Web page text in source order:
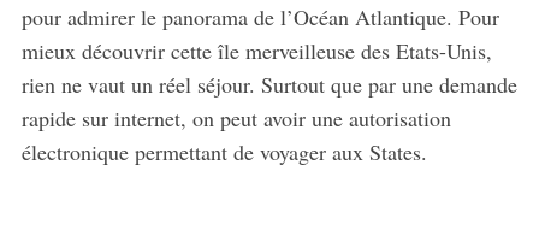
pour admirer le panorama de l’Océan Atlantique. Pour
mieux découvrir cette île merveilleuse des Etats-Unis,
rien ne vaut un réel séjour. Surtout que par une demande
rapide sur internet, on peut avoir une autorisation
électronique permettant de voyager aux States.